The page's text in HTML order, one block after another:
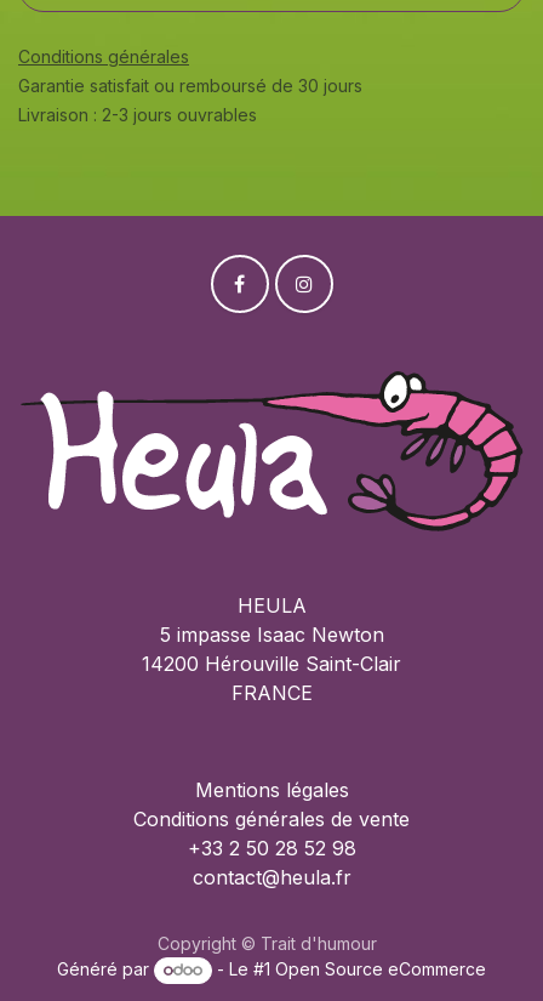
Conditions générales
Garantie satisfait ou remboursé de 30 jours
Livraison : 2-3 jours ouvrables
HEULA
5 impasse Isaac Newton
14200 Hérouville Saint-Clair
FRANCE
Mentions légales
Conditions générales de vente
+33 2 50 28 52 98
contact@heula.fr
Copyright © Trait d'humour
Généré par
- Le #1Open Source eCommerce